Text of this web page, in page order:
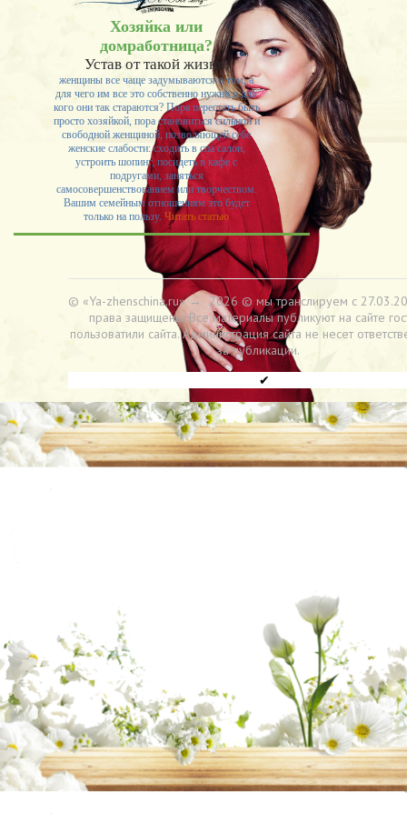
Хозяйка или
домработница?
Устав от такой жизни,
женщины все чаще задумываются о том, а
для чего им все это собственно нужно и для
кого они так стараются? Пора перестать быть
просто хозяйкой, пора становиться сильной и
свободной женщиной, позволяющей себе
женские слабости: сходить в спа салон,
устроить шопинг, посидеть в кафе с
подругами, заняться
самосовершенствованием или творчеством.
Вашим семейным отношениям это будет
только на пользу. Читать статью
© «Ya-zhenschina.ru»→ 2026 © мы транслируем с
права защищены. Все материалы публикуют на сайте
пользоватили сайта. Администрация сайта не несет
за публикации.
✔